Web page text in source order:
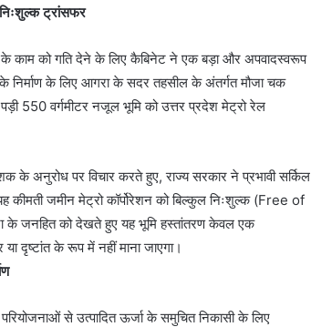
ट्रांसफर
के काम को गति देने के लिए कैबिनेट ने एक बड़ा और अपवादस्वरूप
के लिए आगरा के सदर तहसील के अंतर्गत मौजा चक
550 वर्गमीटर नजूल भूमि को उत्तर प्रदेश मेट्रो रेल
के अनुरोध पर विचार करते हुए, राज्य सरकार ने प्रभावी सर्किल
कीमती जमीन मेट्रो कॉर्पोरेशन को बिल्कुल निःशुल्क (Free of
के जनहित को देखते हुए यह भूमि हस्तांतरण केवल एक
दृष्टांत के रूप में नहीं माना जाएगा।
से उत्पादित ऊर्जा के समुचित निकासी के लिए